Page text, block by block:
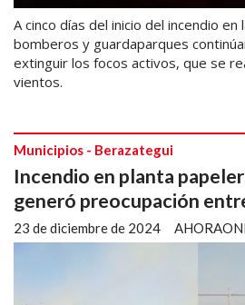
A cinco días del inicio del incendio
bomberos y guardaparques
extinguir los focos activos, que se
vientos.
Incendio en planta
generó preocupación
Municipios - Berazategui
23 de diciembre de 2024